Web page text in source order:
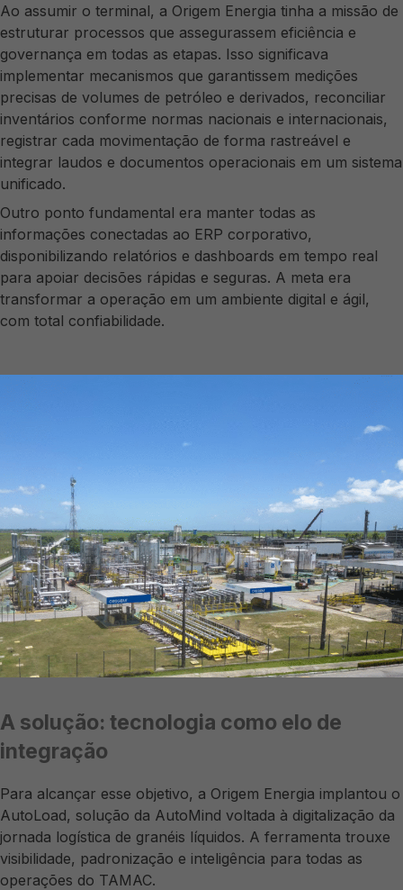
Ao assumir o terminal, a Origem Energia tinha a missão de
estruturar processos que assegurassem eficiência e
governança em todas as etapas. Isso significava
implementar mecanismos que garantissem medições
precisas de volumes de petróleo e derivados, reconciliar
inventários conforme normas nacionais e internacionais,
registrar cada movimentação de forma rastreável e
integrar laudos e documentos operacionais em um sistema
unificado.
Outro ponto fundamental era manter todas as
informações conectadas ao ERP corporativo,
disponibilizando relatórios e dashboards em tempo real
para apoiar decisões rápidas e seguras. A meta era
transformar a operação em um ambiente digital e ágil,
com total confiabilidade.
A solução: tecnologia como elo de
integração
Para alcançar esse objetivo, a Origem Energia implantou o
AutoLoad, solução da AutoMind voltada à digitalização da
jornada logística de granéis líquidos. A ferramenta trouxe
visibilidade, padronização e inteligência para todas as
operações do TAMAC.